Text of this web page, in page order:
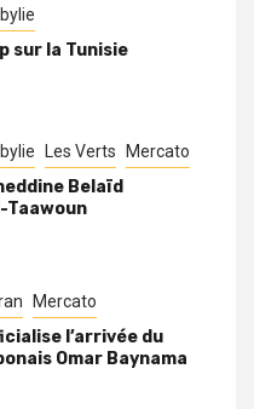
sur la Tunisie
Les Verts Mercato
Belaïd
Mercato
l’arrivée du
Omar Baynama